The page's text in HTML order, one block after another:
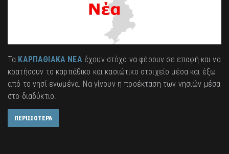
Τα ΚΑΡΠΑΘΙΑΚΑ ΝΕΑέχουν στόχο να φέρουν σε επαφή και να
κρατήσουν το καρπάθικο και κασιώτικο στοιχείο μέσα και έξω
από το νησί ενωμένα. Να γίνουν η προέκταση των νησιών μέσα
στο διαδύκτιο.
ΠΕΡΙΣΣΟΤΕΡΑ